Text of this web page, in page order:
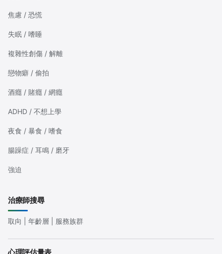
焦慮 / 恐慌
失眠 / 嗜睡
複雜性創傷 / 解離
戀物癖 / 偷拍
酒癮 / 賭癮 / 網癮
ADHD / 不想上學
夜食 / 暴食 / 嗜食
腸躁症 / 耳鳴 / 磨牙
強迫
治療師搜尋
取向 | 年齡層 | 服務族群